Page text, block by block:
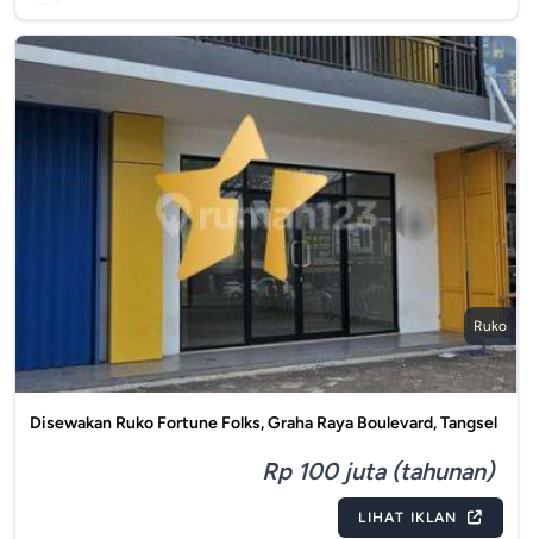
Ruko
Disewakan Ruko Fortune Folks, Graha Raya Boulevard, Tangsel
Rp 100 juta (tahunan)
LIHAT IKLAN